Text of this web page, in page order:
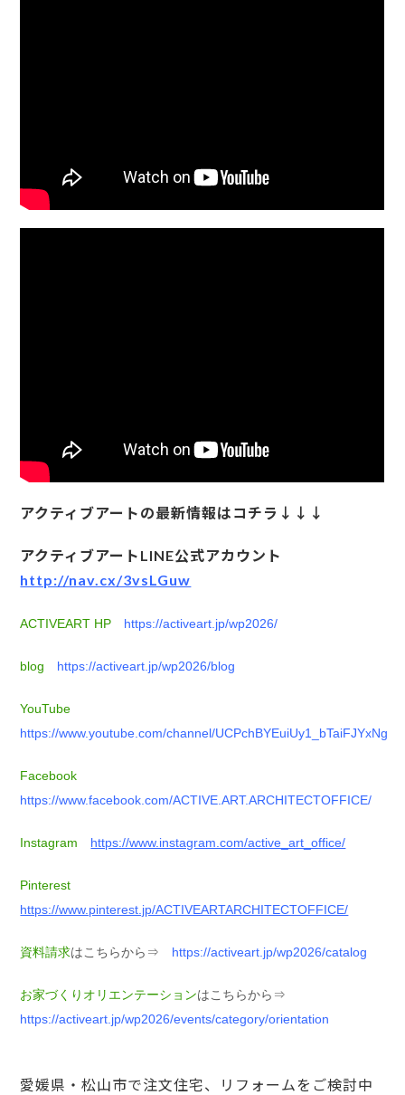
アクティブアートの最新情報はコチラ↓↓↓
アクティブアートLINE公式アカウント
http://nav.cx/3vsLGuw
ACTIVEART HP https://activeart.jp/wp2026/
blog https://activeart.jp/wp2026/blog
YouTube
https://www.youtube.com/channel/UCPchBYEuiUy1_bTaiFJYxNg
Facebook
https://www.facebook.com/ACTIVE.ART.ARCHITECTOFFICE/
Instagram https://www.instagram.com/active_art_office/
Pinterest
https://www.pinterest.jp/ACTIVEARTARCHITECTOFFICE/
資料請求はこちらから⇒ https://activeart.jp/wp2026/catalog
お家づくりオリエンテーションはこちらから⇒
https://activeart.jp/wp2026/events/category/orientation
愛媛県・松山市で注文住宅、リフォームをご検討中